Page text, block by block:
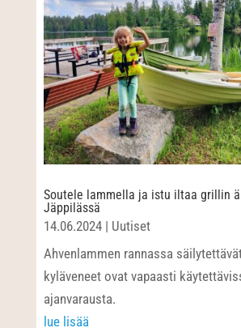
Soutele lammella ja istu iltaa grillin
Jäppilässä
14.06.2024| Uutiset
Ahvenlammen rannassa
kyläveneet ovat vapaasti
ajanvarausta.
lue lisää